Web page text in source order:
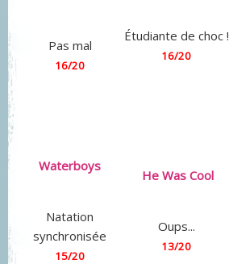
Pas mal
16/20
Étudiante de choc !
16/20
Waterboys
Natation
synchronisée
15/20
He Was Cool
Oups...
13/20